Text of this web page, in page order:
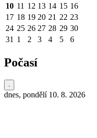
10 11 12 13 14 15 16
17 18 19 20 21 22 23
24 25 26 27 28 29 30
31 1 2 3 4 5 6
Počasí
dnes, pondělí 10. 8. 2026